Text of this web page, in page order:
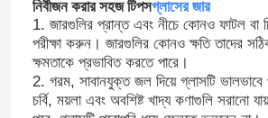
নির্বীজন করার সহজ টিপসগ্লাসের জার
1. জারগুলির প্রান্ত এবং নীচে কোনও ফাটল বা
পরীক্ষা করুন। জারগুলির কোনও ক্ষতি তাদের
ক্ষমতাকে প্রভাবিত করতে পারে।
2. গরম, সাবানযুক্ত জল দিয়ে গ্লাসটি ভালভাবে
চর্বি, ময়লা এবং অবশিষ্ট খাদ্য কণাগুলি সরানো